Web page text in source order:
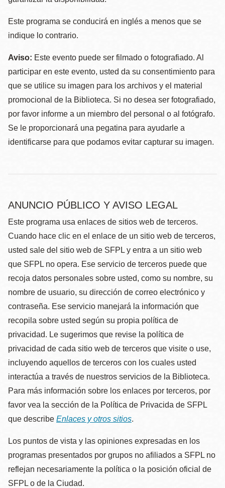
Este programa se conducirá en inglés a menos que se
indique lo contrario.
Aviso: Este evento puede ser filmado o fotografiado. Al
participar en este evento, usted da su consentimiento para
que se utilice su imagen para los archivos y el material
promocional de la Biblioteca. Si no desea ser fotografiado,
por favor informe a un miembro del personal o al fotógrafo.
Se le proporcionará una pegatina para ayudarle a
identificarse para que podamos evitar capturar su imagen.
ANUNCIO PÚBLICO Y AVISO LEGAL
Este programa usa enlaces de sitios web de terceros.
Cuando hace clic en el enlace de un sitio web de terceros,
usted sale del sitio web de SFPL y entra a un sitio web
que SFPL no opera. Ese servicio de terceros puede que
recoja datos personales sobre usted, como su nombre, su
nombre de usuario, su dirección de correo electrónico y
contraseña. Ese servicio manejará la información que
recopila sobre usted según su propia política de
privacidad. Le sugerimos que revise la política de
privacidad de cada sitio web de terceros que visite o use,
incluyendo aquellos de terceros con los cuales usted
interactúa a través de nuestros servicios de la Biblioteca.
Para más información sobre los enlaces por terceros, por
favor vea la sección de la Política de Privacida de SFPL
que describe Enlaces y otros sitios.
Los puntos de vista y las opiniones expresadas en los
programas presentados por grupos no afiliados a SFPL no
reflejan necesariamente la política o la posición oficial de
SFPL o de la Ciudad.